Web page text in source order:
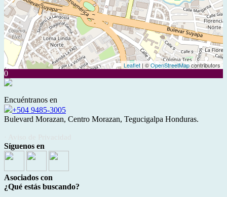
Leaflet | ©OpenStreetMapcontributors
0
Encuéntranos en
+504 9485-3005
Bulevard Morazan, Centro Morazan, Tegucigalpa Honduras.
Síguenos en
Asociados con
¿Qué estás buscando?